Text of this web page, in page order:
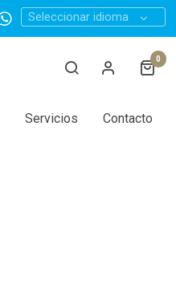
Seleccionar idioma
0
Servicios Contacto